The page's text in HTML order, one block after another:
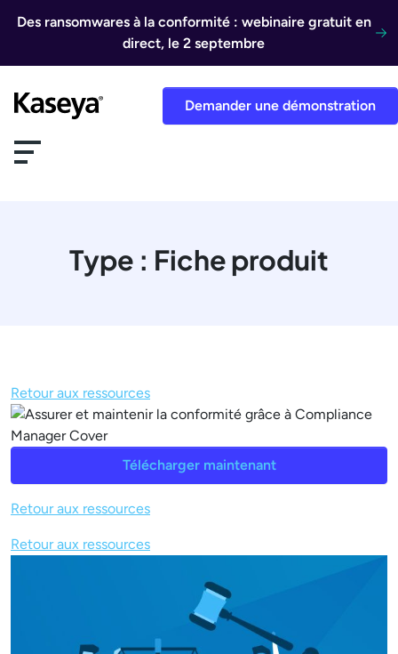
Des ransomwares à la conformité : webinaire gratuit en
direct, le 2 septembre
Demander une démonstration
Type : Fiche produit
Retour aux ressources
Télécharger maintenant
Retour aux ressources
Retour aux ressources